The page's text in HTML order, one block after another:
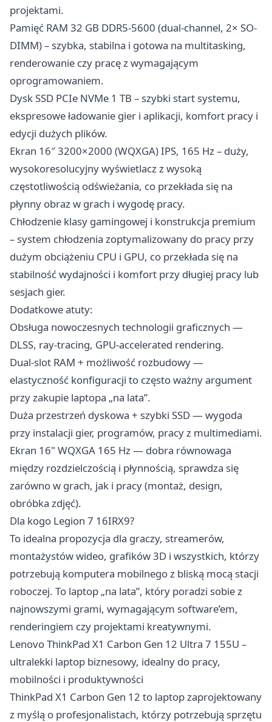
projektami.
Pamięć RAM 32 GB DDR5-5600 (dual-channel, 2× SO-
DIMM) – szybka, stabilna i gotowa na multitasking,
renderowanie czy pracę z wymagającym
oprogramowaniem.
Dysk SSD PCIe NVMe 1 TB – szybki start systemu,
ekspresowe ładowanie gier i aplikacji, komfort pracy i
edycji dużych plików.
Ekran 16″ 3200×2000 (WQXGA) IPS, 165 Hz – duży,
wysokoresolucyjny wyświetlacz z wysoką
częstotliwością odświeżania, co przekłada się na
płynny obraz w grach i wygodę pracy.
Chłodzenie klasy gamingowej i konstrukcja premium
– system chłodzenia zoptymalizowany do pracy przy
dużym obciążeniu CPU i GPU, co przekłada się na
stabilność wydajności i komfort przy długiej pracy lub
sesjach gier.
Dodatkowe atuty:
Obsługa nowoczesnych technologii graficznych —
DLSS, ray-tracing, GPU-accelerated rendering.
Dual-slot RAM + możliwość rozbudowy —
elastyczność konfiguracji to często ważny argument
przy zakupie laptopa „na lata”.
Duża przestrzeń dyskowa + szybki SSD — wygoda
przy instalacji gier, programów, pracy z multimediami.
Ekran 16" WQXGA 165 Hz — dobra równowaga
między rozdzielczością i płynnością, sprawdza się
zarówno w grach, jak i pracy (montaż, design,
obróbka zdjęć).
Dla kogo Legion 7 16IRX9?
To idealna propozycja dla graczy, streamerów,
montażystów wideo, grafików 3D i wszystkich, którzy
potrzebują komputera mobilnego z bliską mocą stacji
roboczej. To laptop „na lata”, który poradzi sobie z
najnowszymi grami, wymagającym software’em,
renderingiem czy projektami kreatywnymi.
Lenovo ThinkPad X1 Carbon Gen 12 Ultra 7 155U –
ultralekki laptop biznesowy, idealny do pracy,
mobilności i produktywności
ThinkPad X1 Carbon Gen 12 to laptop zaprojektowany
z myślą o profesjonalistach, którzy potrzebują sprzętu